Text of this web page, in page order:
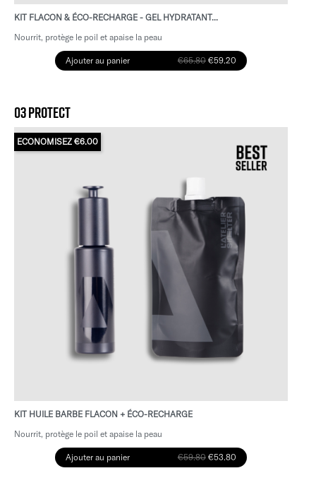
KIT FLACON & ÉCO-RECHARGE - GEL HYDRATANT...
Nourrit, protège le poil et apaise la peau
Ajouter au panier €65.80 €59.20
03 PROTECT
KIT HUILE BARBE FLACON + ÉCO-RECHARGE
ECONOMISEZ €6.00
Nourrit, protège le poil et apaise la peau
Ajouter au panier €59.80 €53.80